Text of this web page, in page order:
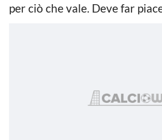
per ciò che vale. Deve far